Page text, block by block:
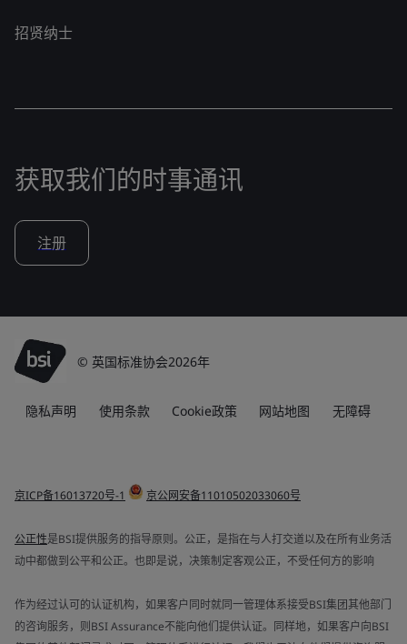
招贤纳士
获取我们的时事通讯
注册
© 英国标准协会2026年
隐私声明 使用条款 Cookie政策 网站地图 无障碍
京ICP备16013720号-1 京公网安备11010502033060号
公正性是BSI提供服务的指导原则。公正，是指在与人打交道以及在所有业务活
动中都做到公平和公正。也即是说，决策制定客观公正，不受任何方的影响
作为经过认可的认证机构，如果客户同时就同一管理体系接受BSI集团其他部门
的咨询服务，则BSI Assurance不能向他们提供认证。同样地，如果客户向BSI